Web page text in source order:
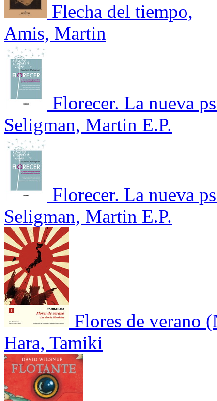
Flecha del tiempo,
Amis, Martin
Florecer. La nueva
Seligman, Martin E.P.
Florecer. La nueva
Seligman, Martin E.P.
Flores de verano
Hara, Tamiki